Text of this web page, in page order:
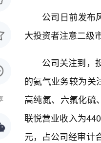
公司日前发布
大投资者注意二级
公司关注到，
的氦气业务较为关
高纯氮、六氟化硫
联悦营业收入为
元，占公司经审计